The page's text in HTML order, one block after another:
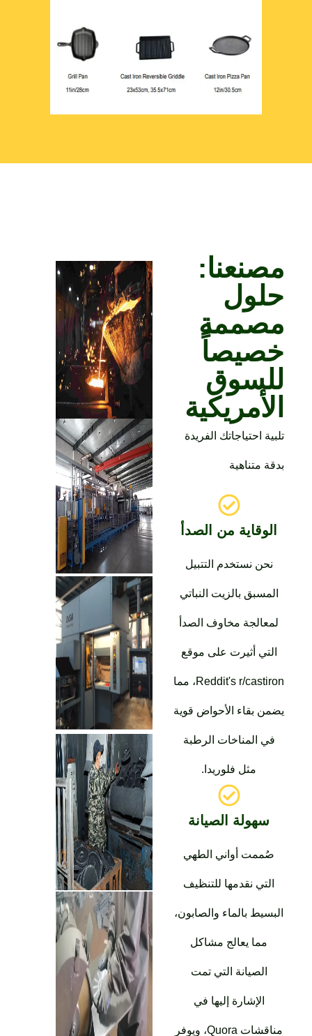
احتياجاتك الفريدة
متناهية
الوقاية من الصدأ
نحن نستخدم التتبيل
المسبق بالزيت النباتي
لمعالجة مخاوف الصدأ
التي أثيرت على موقع
Reddit's r/castiron، مما
بقاء الأحواض قوية
في المناخات الرطبة
مثل فلوريدا.
سهولة الصيانة
صُممت أواني الطهي
التي نقدمها للتنظيف
بالماء والصابون،
مما يعالج مشاكل
الصيانة التي تمت
الإشارة إليها في
مناقشات Quora، ويوفر